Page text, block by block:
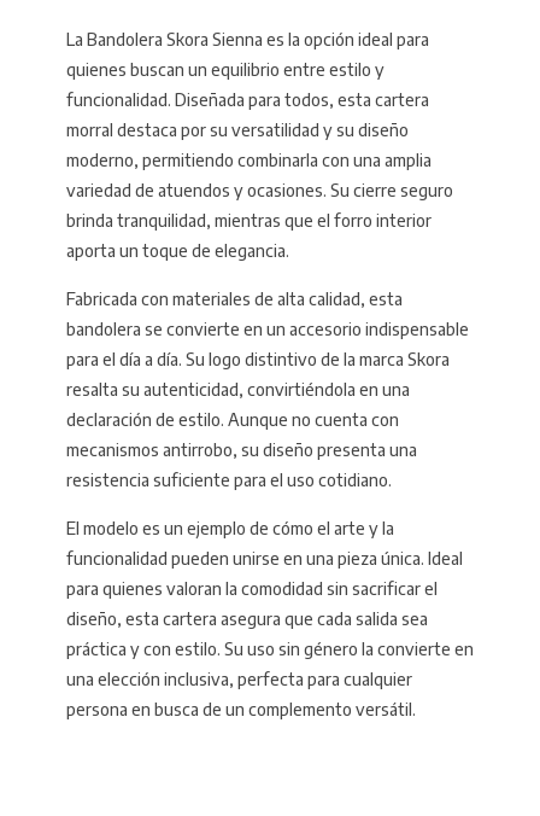
La Bandolera Skora Sienna es la opción ideal para
quienes buscan un equilibrio entre estilo y
funcionalidad. Diseñada para todos, esta cartera
morral destaca por su versatilidad y su diseño
moderno, permitiendo combinarla con una amplia
variedad de atuendos y ocasiones. Su cierre seguro
brinda tranquilidad, mientras que el forro interior
aporta un toque de elegancia.
Fabricada con materiales de alta calidad, esta
bandolera se convierte en un accesorio indispensable
para el día a día. Su logo distintivo de la marca Skora
resalta su autenticidad, convirtiéndola en una
declaración de estilo. Aunque no cuenta con
mecanismos antirrobo, su diseño presenta una
resistencia suficiente para el uso cotidiano.
El modelo es un ejemplo de cómo el arte y la
funcionalidad pueden unirse en una pieza única. Ideal
para quienes valoran la comodidad sin sacrificar el
diseño, esta cartera asegura que cada salida sea
práctica y con estilo. Su uso sin género la convierte en
una elección inclusiva, perfecta para cualquier
persona en busca de un complemento versátil.